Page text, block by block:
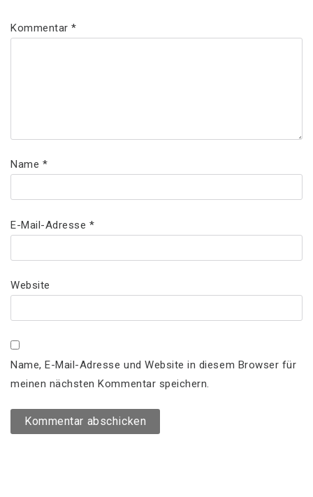
Kommentar*
Name *
E-Mail-Adresse *
Website
Name, E-Mail-Adresse und Website in diesem Browser für
meinen nächsten Kommentar speichern.